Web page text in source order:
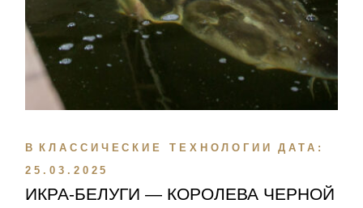
В КЛАССИЧЕСКИЕ ТЕХНОЛОГИИ
ДАТА:
25.03.2025
ИКРА-БЕЛУГИ — КОРОЛЕВА ЧЕРНОЙ